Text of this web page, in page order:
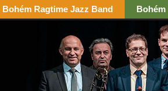
Bohém Ragtime Jazz Band Bohém